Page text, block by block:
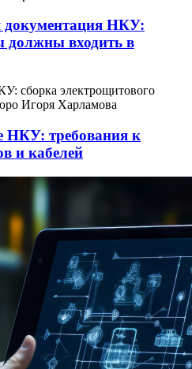
документация НКУ:
должны входить в
НКУ: требования к
и кабелей